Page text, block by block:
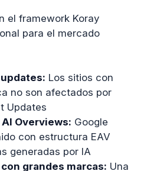
el framework Koray
para el mercado
Los sitios con
no son afectados por
Updates
Overviews: Google
con estructura EAV
generadas por IA
grandes marcas: Una